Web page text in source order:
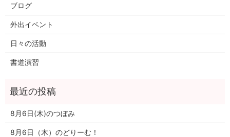
ブログ
外出イベント
日々の活動
書道演習
8月6日(木)のつぼみ
8月6日（木）のどりーむ！